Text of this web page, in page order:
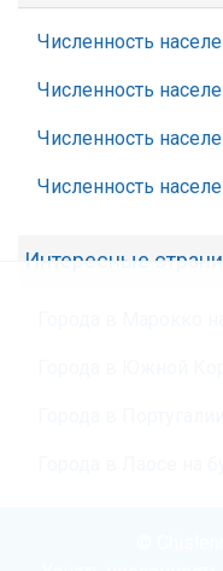
Численность
Численность
Численность
Численность
Интересные